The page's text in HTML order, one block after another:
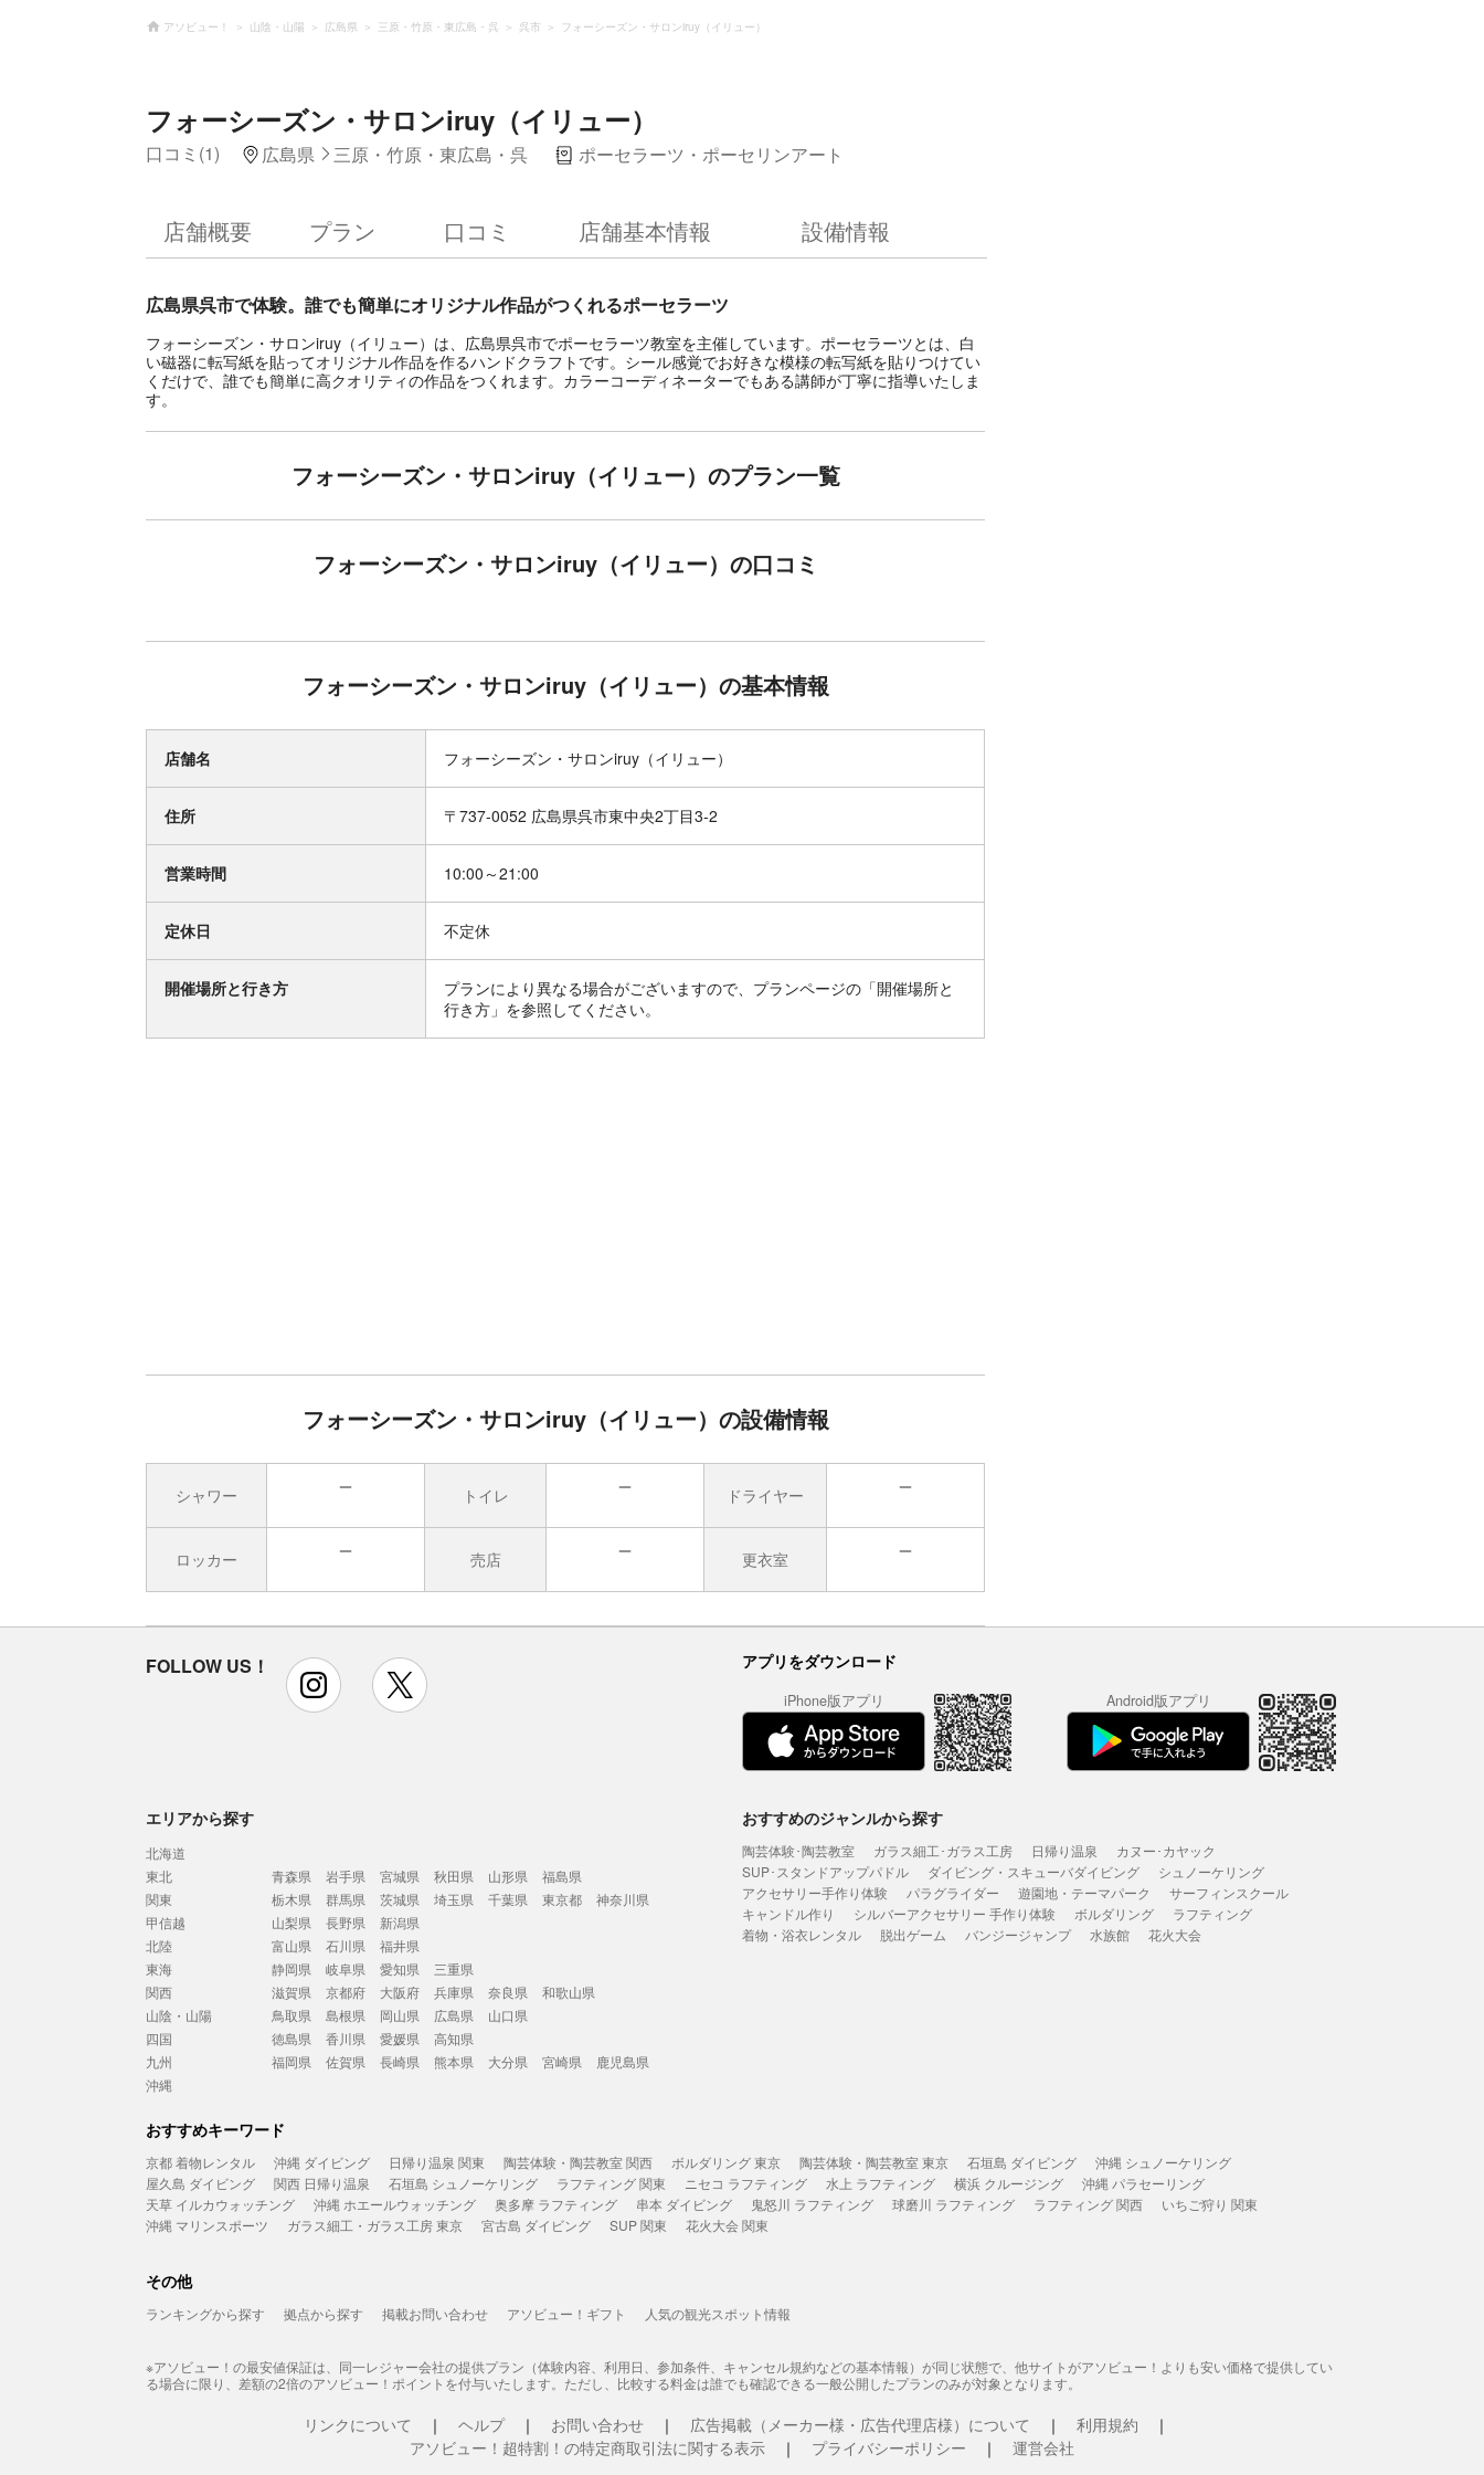
アソビュー！ 山陰・山陽 広島県 三原・竹原・東広島・呉 呉市 フォーシーズン・サロンiruy（イリュー）
フォーシーズン・サロンiruy（イリュー）
口コミ(1) 広島県 三原・竹原・東広島・呉 ポーセラーツ・ポーセリンアート
店舗概要 プラン 口コミ 店舗基本情報 設備情報
広島県呉市で体験。誰でも簡単にオリジナル作品がつくれるポーセラーツ
フォーシーズン・サロンiruy（イリュー）は、広島県呉市でポーセラーツ教室を主催しています。ポーセラーツとは、白
い磁器に転写紙を貼ってオリジナル作品を作るハンドクラフトです。シール感覚でお好きな模様の転写紙を貼りつけてい
くだけで、誰でも簡単に高クオリティの作品をつくれます。カラーコーディネーターでもある講師が丁寧に指導いたしま
す。
フォーシーズン・サロンiruy（イリュー）のプラン一覧
フォーシーズン・サロンiruy（イリュー）の口コミ
フォーシーズン・サロンiruy（イリュー）の基本情報
店舗名 フォーシーズン・サロンiruy（イリュー）
住所 〒737-0052 広島県呉市東中央2丁目3-2
営業時間 10:00～21:00
定休日 不定休
開催場所と行き方
プランにより異なる場合がございますので、プランページの「開催場所と
行き方」を参照してください。
フォーシーズン・サロンiruy（イリュー）の設備情報
シャワー トイレ ドライヤー
ロッカー 売店 更衣室
FOLLOW US！ instagram アプリをダウンロード
iPhone版アプリ Android版アプリ
エリアから探す
北海道
東北
青森県 岩手県 宮城県 秋田県 山形県
福島県
関東
栃木県 群馬県 茨城県 埼玉県 千葉県 東京都
神奈川県
甲信越
山梨県 長野県
新潟県
北陸
富山県 石川県
福井県
東海
静岡県 岐阜県 愛知県
三重県
関西
滋賀県 京都府 大阪府 兵庫県 奈良県
和歌山県
山陰・山陽
鳥取県 島根県 岡山県 広島県
山口県
四国
徳島県 香川県 愛媛県
高知県
九州
福岡県 佐賀県 長崎県 熊本県 大分県 宮崎県
鹿児島県
沖縄
おすすめのジャンルから探す
陶芸体験･陶芸教室 ガラス細工･ガラス工房 日帰り温泉
カヌー･カヤック
SUP･スタンドアップパドル
ダイビング・スキューバダイビング
シュノーケリング
アクセサリー手作り体験
パラグライダー 遊園地・テーマパーク
サーフィンスクール
キャンドル作り
シルバーアクセサリー 手作り体験 ボルダリング
ラフティング
着物・浴衣レンタル
脱出ゲーム バンジージャンプ 水族館 花火大会
おすすめキーワード
京都 着物レンタル 沖縄 ダイビング 日帰り温泉 関東 陶芸体験・陶芸教室 関西 ボルダリング 東京 陶芸体験・陶芸教室 東京 石垣島 ダイビング
沖縄 シュノーケリング
屋久島 ダイビング
関西 日帰り温泉 石垣島 シュノーケリング ラフティング 関東 ニセコ ラフティング 水上 ラフティング 横浜 クルージング
沖縄 パラセーリング
天草 イルカウォッチング
沖縄 ホエールウォッチング 奥多摩 ラフティング 串本 ダイビング 鬼怒川 ラフティング 球磨川 ラフティング ラフティング 関西
いちご狩り 関東
沖縄 マリンスポーツ
ガラス細工・ガラス工房 東京 宮古島 ダイビング SUP 関東 花火大会 関東
その他
ランキングから探す 拠点から探す 掲載お問い合わせ アソビュー！ギフト 人気の観光スポット情報
※アソビュー！の最安値保証は、同一レジャー会社の提供プラン（体験内容、利用日、参加条件、キャンセル規約などの基本情報）が同じ状態で、他サイトがアソビュー！よりも安い価格で提供してい
る場合に限り、差額の2倍のアソビュー！ポイントを付与いたします。ただし、比較する料金は誰でも確認できる一般公開したプランのみが対象となります。
リンクについて ヘルプ お問い合わせ 広告掲載（メーカー様・広告代理店様）について
利用規約
アソビュー！超特割！の特定商取引法に関する表示
プライバシーポリシー 運営会社